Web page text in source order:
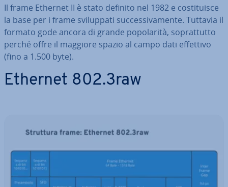
Il frame Ethernet II è stato definito nel 1982 e co­sti­tui­sce
la base per i frame svi­lup­pa­ti suc­ces­si­va­men­te. Tuttavia il
formato gode ancora di grande po­po­la­ri­tà, so­prat­tut­to
perché offre il maggiore spazio al campo dati effettivo
(fino a 1.500 byte).
Ethernet 802.3raw